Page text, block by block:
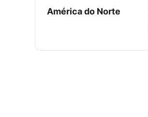
América do Norte